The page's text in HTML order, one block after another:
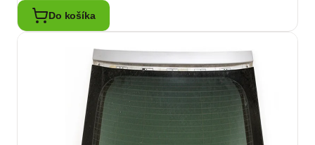
Do košíka